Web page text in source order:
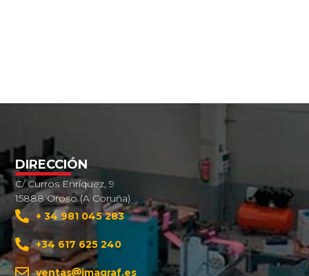
DIRECCIÓN
C/ Curros Enríquez, 9
15888 Oroso (A Coruña)
+ 34 981 045 283
+34 617 625 240
ventas imagraf.es